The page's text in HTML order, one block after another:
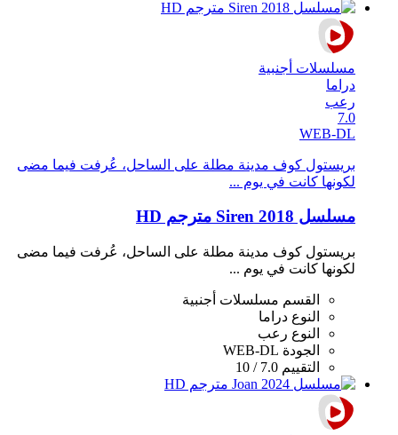
مسلسلات أجنبية
دراما
رعب
7.0
WEB-DL
بريستول كوف مدينة مطلة على الساحل، عُرفت فيما مضى
لكونها كانت في يوم ...
مسلسل Siren 2018 مترجم HD
بريستول كوف مدينة مطلة على الساحل، عُرفت فيما مضى
لكونها كانت في يوم ...
القسم مسلسلات أجنبية
النوع دراما
النوع رعب
الجودة WEB-DL
التقييم 7.0 / 10